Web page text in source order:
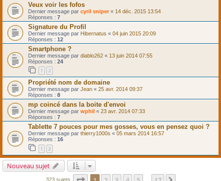
Veux voir les fofos
Dernier message par cyril sniper « 14 déc. 2015 13:54
Réponses : 7
Signature du Profil
Dernier message par Hibernatus « 04 juin 2015 20:09
Réponses : 12
Smartphone ?
Dernier message par diablo262 « 13 juin 2014 07:55
Réponses : 24
1 2
Propriété nom de domaine
Dernier message par Jean « 25 avr. 2014 09:37
Réponses : 8
mp coincé dans la boite d'envoi
Dernier message par wphil « 23 avr. 2014 07:33
Réponses : 7
Tablette 7 pouces pour mes gosses, vous en pensez quoi ?
Dernier message par thierry1000s « 05 mars 2014 16:57
Réponses : 16
1 2
Nouveau sujet
323 sujets